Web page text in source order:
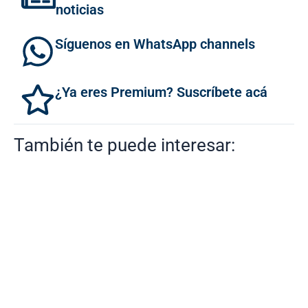
noticias
Síguenos en WhatsApp channels
¿Ya eres Premium? Suscríbete acá
También te puede interesar: